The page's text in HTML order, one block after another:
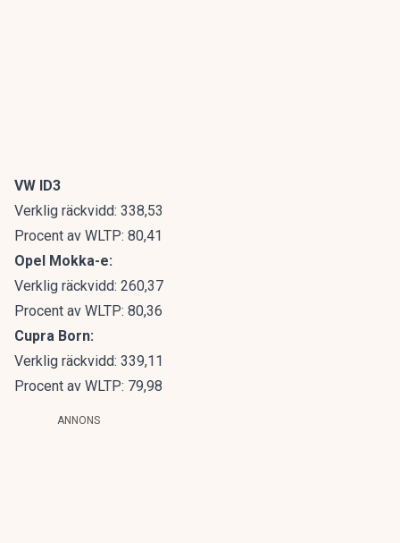
VW ID3
Verklig räckvidd: 338,53
Procent av WLTP: 80,41
Opel Mokka-e:
Verklig räckvidd: 260,37
Procent av WLTP: 80,36
Cupra Born:
Verklig räckvidd: 339,11
Procent av WLTP: 79,98
ANNONS